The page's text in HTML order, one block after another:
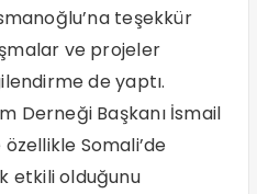
teşekkür
ve projeler
de yaptı.
Derneği Başkanı İsmail
Somali’de
etkili olduğunu